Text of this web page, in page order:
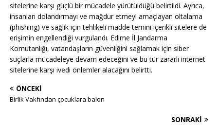
sitelerine karşı güçlü bir mücadele yürütüldüğü belirtildi. Ayrıca,
insanları dolandırmayı ve mağdur etmeyi amaçlayan oltalama
(phishing) ve sağlık için tehlikeli madde temini içerikli sitelere de
erişimin engellendiği vurgulandı. Edirne İl Jandarma
Komutanlığı, vatandaşların güvenliğini sağlamak için siber
suçlarla mücadeleye devam edeceğini ve bu tür zararlı internet
sitelerine karşı ivedi önlemler alacağını belirtti.
ÖNCEKI
Birlik Vakfından çocuklara balon
SONRAKI